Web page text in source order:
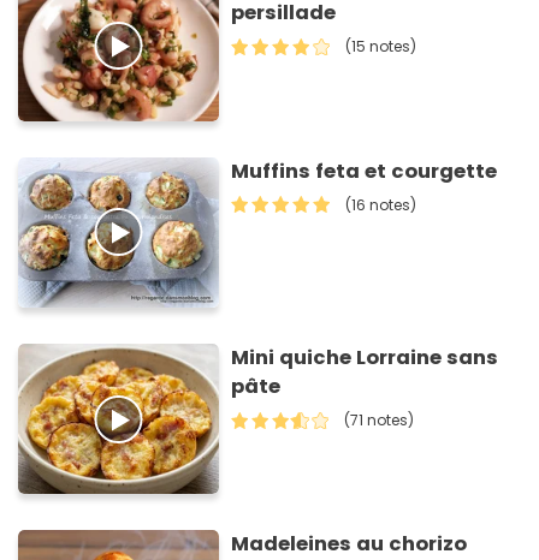
persillade
(15 notes)
Muffins feta et courgette
(16 notes)
Mini quiche Lorraine sans
pâte
(71 notes)
Madeleines au chorizo